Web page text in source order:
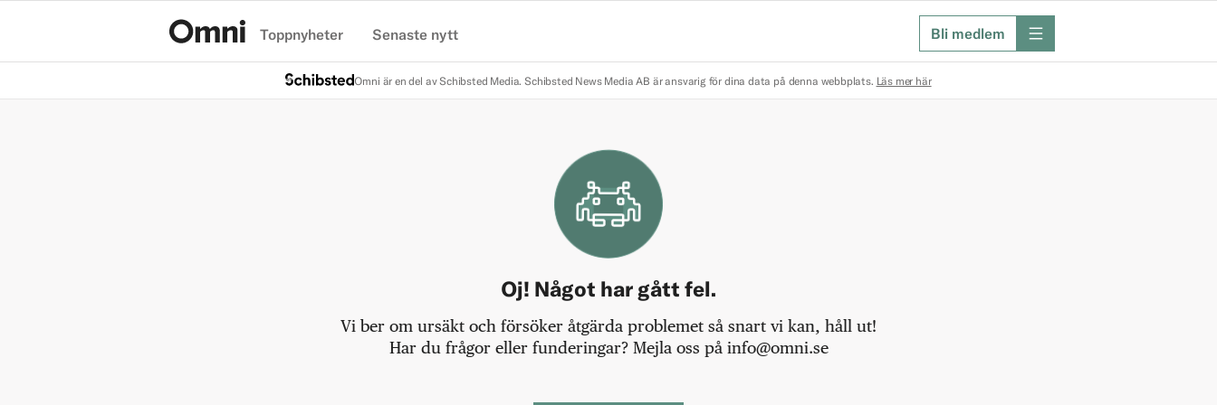
Toppnyheter Senaste nytt Bli medlem meny
Omni är en del av Schibsted Media. Schibsted News Media AB är ansvarig för dina data på denna webbplats. Läs mer här
Oj! Något har gått fel.
Vi ber om ursäkt och försöker åtgärda problemet så snart vi kan, håll ut!
Har du frågor eller funderingar? Mejla oss på info@omni.se